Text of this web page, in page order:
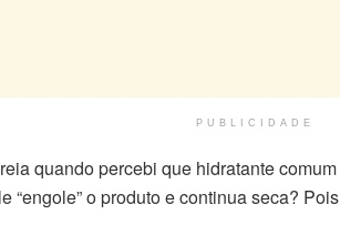
PUBLICIDADE
quando percebi que hidratante
o produto e continua seca?